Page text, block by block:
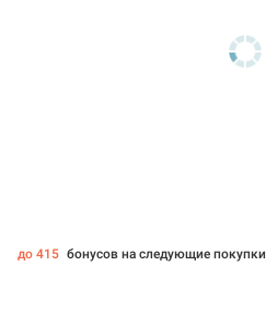
до 415 бонусов на следующие покупки